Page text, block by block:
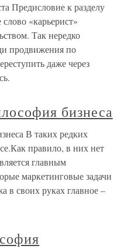
Предисловие к разделу
«карьерист»
Так нередко
продвижения по
даже через
бизнеса
В таких редких
правило, в них нет
главным
маркетинговые задачи
в своих руках главное –